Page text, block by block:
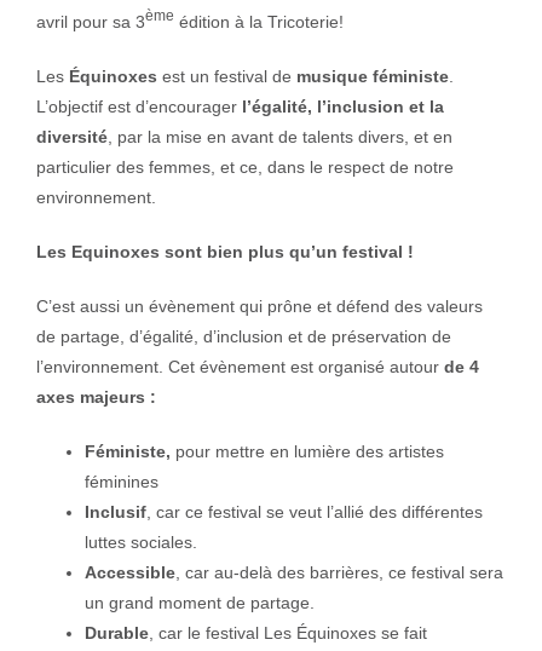
avril pour sa 3ème édition à la Tricoterie!
Les Équinoxes est un festival de musique féministe.
L’objectif est d’encourager l’égalité, l’inclusion et la
diversité, par la mise en avant de talents divers, et en
particulier des femmes, et ce, dans le respect de notre
environnement.
Les Equinoxes sont bien plus qu’un festival !
C’est aussi un évènement qui prône et défend des valeurs
de partage, d’égalité, d’inclusion et de préservation de
l’environnement. Cet évènement est organisé autour de 4
axes majeurs :
Féministe, pour mettre en lumière des artistes
féminines
Inclusif, car ce festival se veut l’allié des différentes
luttes sociales.
Accessible, car au-delà des barrières, ce festival sera
un grand moment de partage.
Durable, car le festival Les Équinoxes se fait